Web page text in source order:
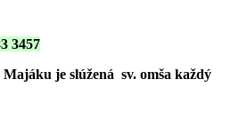
3457
je slúžená sv. omša každý